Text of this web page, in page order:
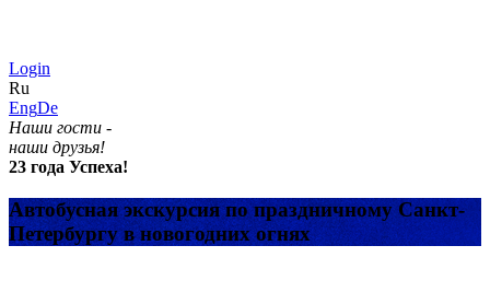
Login
Ru
EngDe
Наши гости -
наши друзья!
23 года Успеха!
Автобусная экскурсия по праздничному Санкт-
Петербургу в новогодних огнях